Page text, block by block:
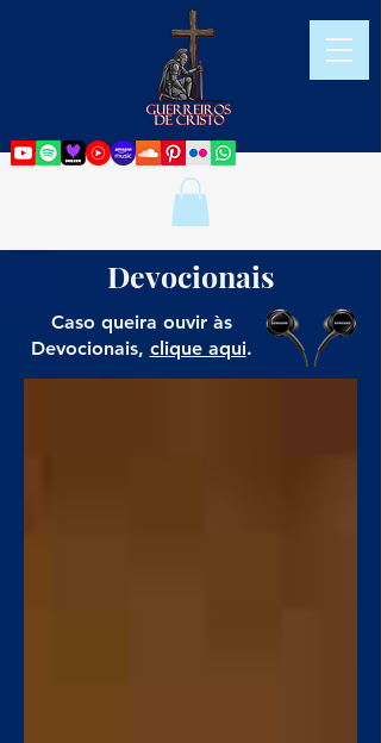
Devocionais
Caso queira ouvir às
Devocionais, clique aqui.